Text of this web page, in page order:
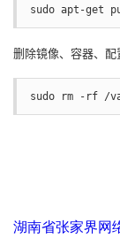
sudo apt-get
删除镜像、容器、配
sudo rm -rf /
湖南省张家界网